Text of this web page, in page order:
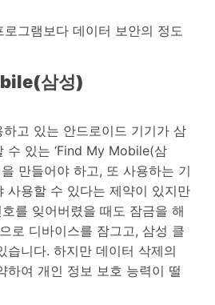
그램보다 데이터 보안의 정도
삼성)
고 있는 안드로이드 기기가 삼
수 있는 ‘Find My Mobile(삼
만들어야 하고, 또 사용하는 기
사용할 수 있다는 제약이 있지만
를 잊어버렸을 때도 잠금을 해
로 디바이스를 잠그고, 삼성 클
습니다. 하지만 데이터 삭제의
하여 개인 정보 보호 능력이 떨